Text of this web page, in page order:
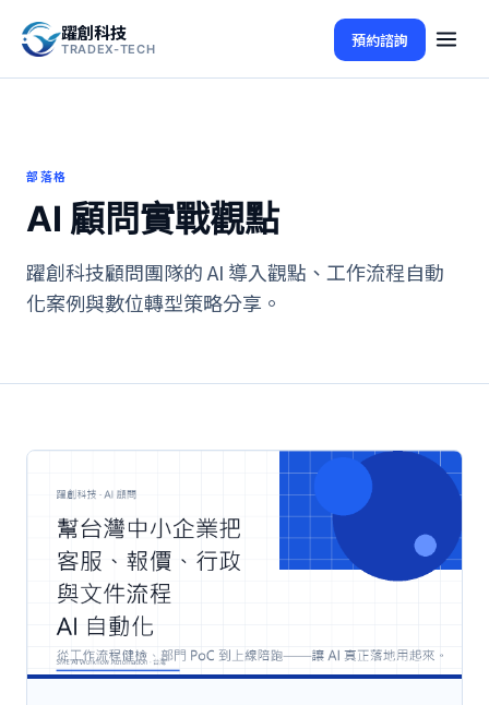
躍創科技
TRADEX-TECH 預約諮詢
部落格
AI 顧問實戰觀點
躍創科技顧問團隊的 AI 導入觀點、工作流程自動
化案例與數位轉型策略分享。